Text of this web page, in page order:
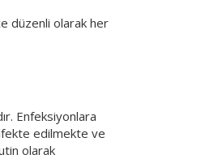
düzenli olarak her
Enfeksiyonlara
edilmekte ve
olarak